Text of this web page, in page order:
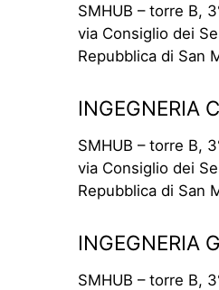
SMHUB – torre B,
via Consiglio dei
Repubblica di San
INGEGNERIA
SMHUB – torre B,
via Consiglio dei
Repubblica di San
INGEGNERIA
SMHUB – torre B,